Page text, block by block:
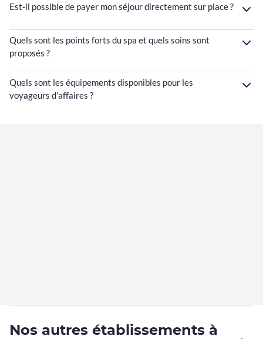
Est-il possible de payer mon séjour directement sur place ?
Quels sont les points forts du spa et quels soins sont
proposés ?
Quels sont les équipements disponibles pour les
voyageurs d'affaires ?
Nos autres établissements à